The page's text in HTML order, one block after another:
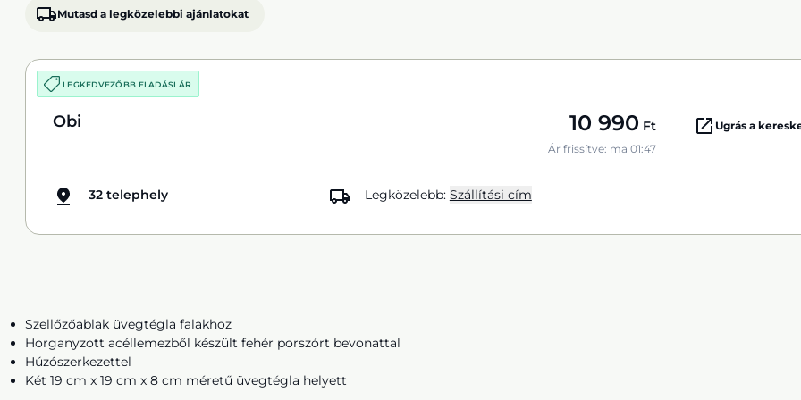
Mutasd a legközelebbi ajánlatokat
LEGKEDVEZŐBB ELADÁSI ÁR
Obi 10 990 Ft
Ár frissítve: ma 01:47
Ugrás a
32 telephely Legközelebb: Szállítási cím
Szellőzőablak üvegtégla falakhoz
Horganyzott acéllemezből készült fehér porszórt bevonattal
Húzószerkezettel
Két 19 cm x 19 cm x 8 cm méretű üvegtégla helyett